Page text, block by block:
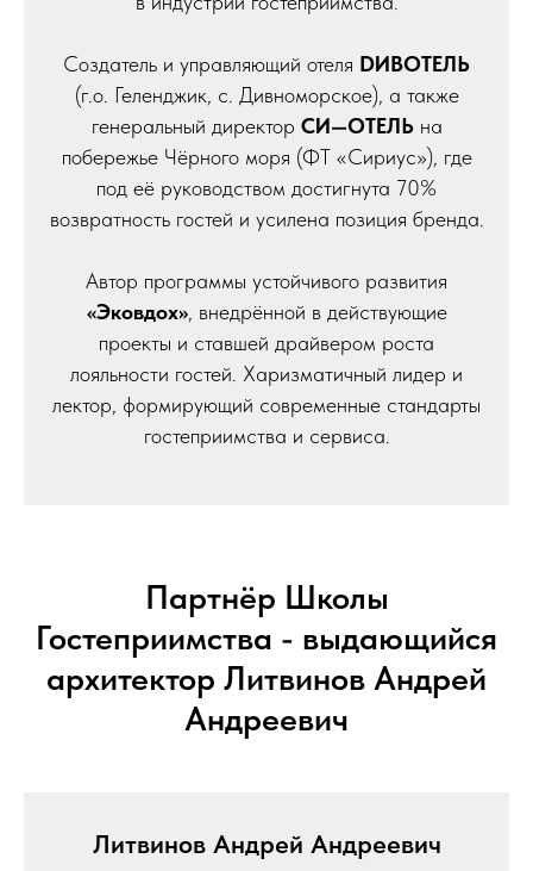
Создатель и управляющий отеля DИВОТЕЛЬ
(г.о. Геленджик, с. Дивноморское), а также
генеральный директор СИ—ОТЕЛЬна
побережье Чёрного моря (ФТ «Сириус»), где
под её руководством достигнута 70%
возвратность гостей и усилена позиция бренда.
Автор программы устойчивого развития
«Эковдох», внедрённой в действующие
проекты и ставшей драйвером роста
лояльности гостей. Харизматичный лидер и
лектор, формирующий современные стандарты
гостеприимства и сервиса.
Партнёр Школы
Гостеприимства - выдающийся
архитектор Литвинов Андрей
Андреевич
Литвинов Андрей Андреевич